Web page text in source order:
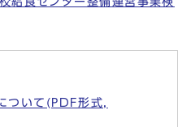
ついて(PDF形式,